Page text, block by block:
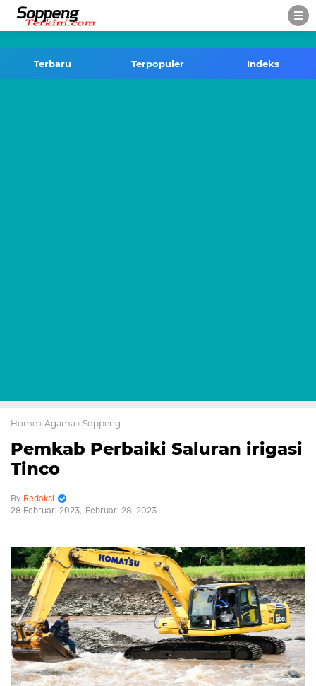
Terbaru Terpopuler Indeks
Home › Agama › Soppeng
Pemkab Perbaiki Saluran irigasi
Tinco
Redaksi
28 Februari 2023
Februari 28, 2023